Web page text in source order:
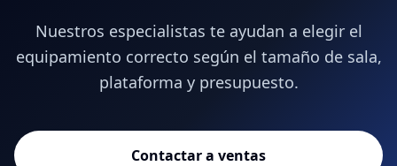
Nuestros especialistas te ayudan a elegir el
equipamiento correcto según el tamaño de sala,
plataforma y presupuesto.
Contactar a ventas